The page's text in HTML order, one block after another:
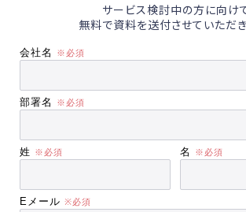
サービス検討中の方に向け
無料で資料を送付させていただき